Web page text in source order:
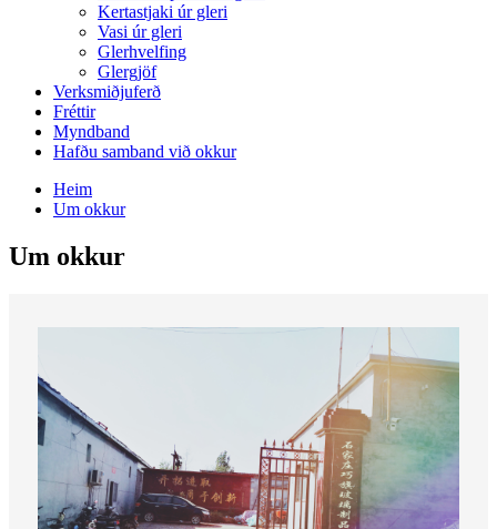
Kertastjaki úr gleri
Vasi úr gleri
Glerhvelfing
Glergjöf
Verksmiðjuferð
Fréttir
Myndband
Hafðu samband við okkur
Heim
Um okkur
Um okkur